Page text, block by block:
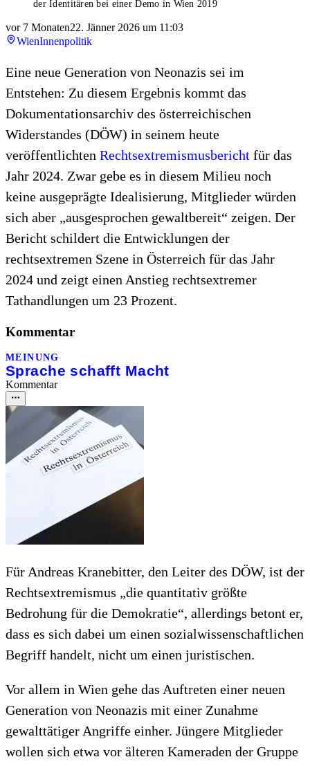
der Identitären bei einer Demo in Wien 2019
vor 7 Monaten22. Jänner 2026 um 11:03
WienInnenpolitik
Eine neue Generation von Neonazis sei im
Entstehen: Zu diesem Ergebnis kommt das
Dokumentationsarchiv des österreichischen
Widerstandes (DÖW) in seinem heute
veröffentlichten Rechtsextremismusbericht für das
Jahr 2024. Zwar gebe es in diesem Milieu noch
keine ausgeprägte Idealisierung, Mitglieder würden
sich aber „ausgesprochen gewaltbereit“ zeigen. Der
Bericht schildert die Entwicklungen der
rechtsextremen Szene in Österreich für das Jahr
2024 und zeigt einen Anstieg rechtsextremer
Tathandlungen um 23 Prozent.
Kommentar
MEINUNG
Sprache schafft Macht
Kommentar
Für Andreas Kranebitter, den Leiter des DÖW, ist der
Rechtsextremismus „die quantitativ größte
Bedrohung für die Demokratie“, allerdings betont er,
dass es sich dabei um einen sozialwissenschaftlichen
Begriff handelt, nicht um einen juristischen.
Vor allem in Wien gehe das Auftreten einer neuen
Generation von Neonazis mit einer Zunahme
gewalttätiger Angriffe einher. Jüngere Mitglieder
wollen sich etwa vor älteren Kameraden der Gruppe